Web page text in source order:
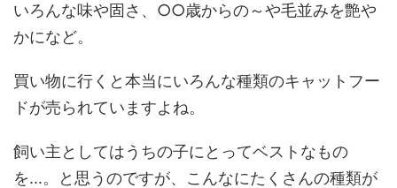
いろんな味や固さ、○○歳からの～や毛並みを艶や
かになど。
買い物に行くと本当にいろんな種類のキャットフー
ドが売られていますよね。
飼い主としてはうちの子にとってベストなもの
を...。と思うのですが、こんなにたくさんの種類が